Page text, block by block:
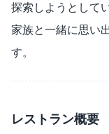
探索しようとして
家族と一緒に思い
す。
レストラン概要